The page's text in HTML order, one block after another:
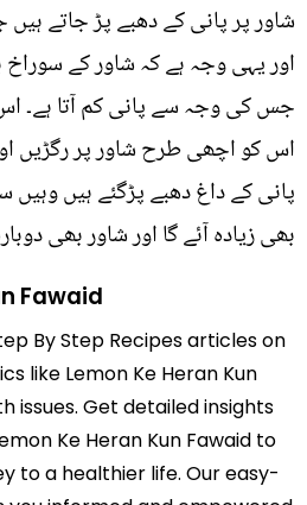
شاور پر پانی کے دھبے پڑ جاتے ہیں
اور یہی وجہ ہے کہ شاور کے سوراخ
جس کی وجہ سے پانی کم آتا ہے۔
اس کو اچھی طرح شاور پر رگڑیں
پانی کے داغ دھبے پڑگئے ہیں وہیں
بھی زیادہ آئے گا اور شاور بھی
Fawaid
By Step Recipes articles on
like Lemon Ke Heran Kun
issues. Get detailed insights
Ke Heran Kun Fawaid to
to a healthier life. Our easy-